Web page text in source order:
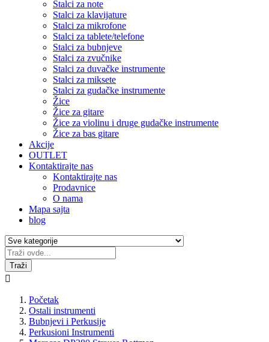
Stalci za note
Stalci za klavijature
Stalci za mikrofone
Stalci za tablete/telefone
Stalci za bubnjeve
Stalci za zvučnike
Stalci za duvačke instrumente
Stalci za miksete
Stalci za gudačke instrumente
Žice
Žice za gitare
Žice za violinu i druge gudačke instrumente
Žice za bas gitare
Akcije
OUTLET
Kontaktirajte nas
Kontaktirajte nas
Prodavnice
O nama
Mapa sajta
blog
Traži

Početak
Ostali instrumenti
Bubnjevi i Perkusije
Perkusioni Instrumenti